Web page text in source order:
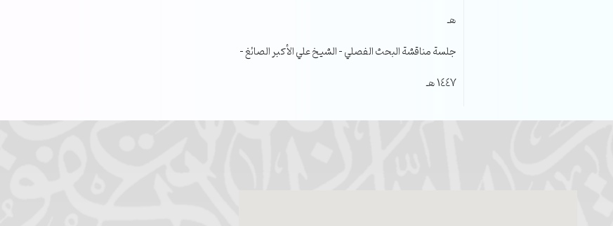
هـ
جلسة مناقشة البحث الفصلي – الشيخ علي الأكبر الصائغ –
1447 هـ